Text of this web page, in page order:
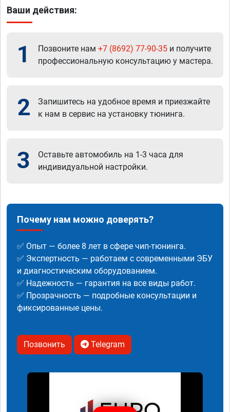
Ваши действия:
1 Позвоните нам +7 (8692) 77-90-35 и получите
профессиональную консультацию у мастера.
2
Запишитесь на удобное время и приезжайте
к нам в сервис на установку тюнинга.
3
Оставьте автомобиль на 1-3 часа для
индивидуальной настройки.
Почему нам можно доверять?
✅ Опыт — более 8 лет в сфере чип-тюнинга.
✅ Экспертность — работаем с современными ЭБУ
и диагностическим оборудованием.
✅ Надежность — гарантия на все виды работ.
✅ Прозрачность — подробные консультации и
фиксированные цены.
Позвонить Telegram